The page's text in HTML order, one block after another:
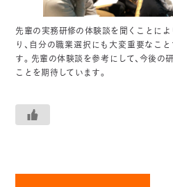
先輩の実務研修の体験談を聞くことによ
り、自分の職業選択にも大変重要なこ
す。先輩の体験談を参考にして、今後の
ことを期待しています。